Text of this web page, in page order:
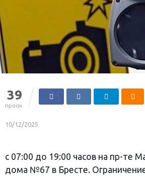
39
просм.
10/12/2025
с 07:00 до 19:00 часов на пр-те
дома №67 в Бресте.